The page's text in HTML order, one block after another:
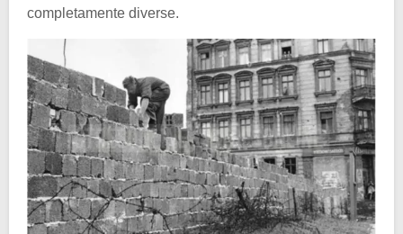
completamente diverse.